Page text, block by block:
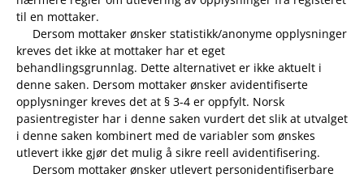
til en mottaker.
Dersom mottaker ønsker statistikk/anonyme opplysninger
kreves det ikke at mottaker har et eget
behandlingsgrunnlag. Dette alternativet er ikke aktuelt i
denne saken. Dersom mottaker ønsker avidentifiserte
opplysninger kreves det at § 3-4 er oppfylt. Norsk
pasientregister har i denne saken vurdert det slik at utvalget
i denne saken kombinert med de variabler som ønskes
utlevert ikke gjør det mulig å sikre reell avidentifisering.
Dersom mottaker ønsker utlevert personidentifiserbare